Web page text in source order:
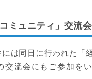
ミュニティ」交流
は同日に行われた「
交流会にもご参加を